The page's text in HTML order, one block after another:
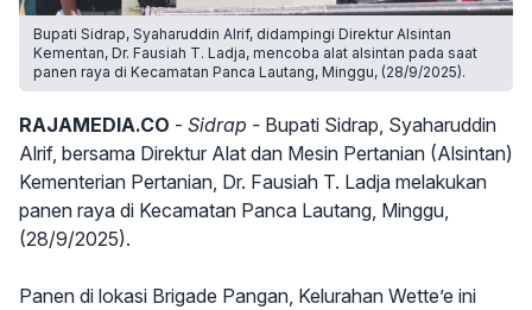
Bupati Sidrap, Syaharuddin Alrif, didampingi Direktur Alsintan
Kementan, Dr. Fausiah T. Ladja, mencoba alat alsintan pada saat
panen raya di Kecamatan Panca Lautang, Minggu, (28/9/2025).
RAJAMEDIA.CO - Sidrap - Bupati Sidrap, Syaharuddin
Alrif, bersama Direktur Alat dan Mesin Pertanian (Alsintan)
Kementerian Pertanian, Dr. Fausiah T. Ladja melakukan
panen raya di Kecamatan Panca Lautang, Minggu,
(28/9/2025).
Panen di lokasi Brigade Pangan, Kelurahan Wette’e ini